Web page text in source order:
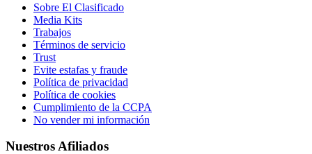
Sobre El Clasificado
Media Kits
Trabajos
Términos de servicio
Trust
Evite estafas y fraude
Política de privacidad
Política de cookies
Cumplimiento de la CCPA
No vender mi información
Nuestros Afiliados